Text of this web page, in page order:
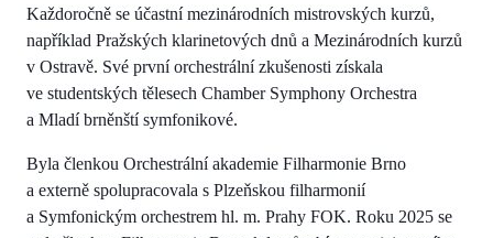
Každoročně se účastní mezinárodních mistrovských kurzů,
například Pražských klarinetových dnů a Mezinárodních kurzů
v Ostravě. Své první orchestrální zkušenosti získala
ve studentských tělesech Chamber Symphony Orchestra
a Mladí brněnští symfonikové.
Byla členkou Orchestrální akademie Filharmonie Brno
a externě spolupracovala s Plzeňskou filharmonií
a Symfonickým orchestrem hl. m. Prahy FOK. Roku 2025 se